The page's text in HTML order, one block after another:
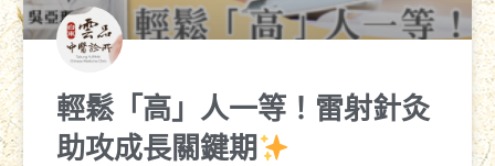
輕鬆「高」人一等！雷射針灸
助攻成長關鍵期